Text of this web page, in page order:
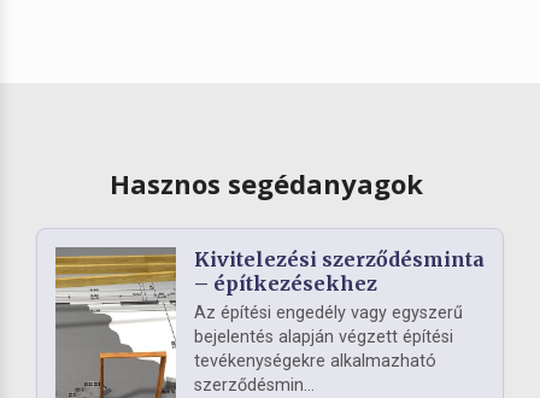
Hasznos segédanyagok
Kivitelezési szerződésminta
– építkezésekhez
Az építési engedély vagy egyszerű
bejelentés alapján végzett építési
tevékenységekre alkalmazható
szerződésmin...